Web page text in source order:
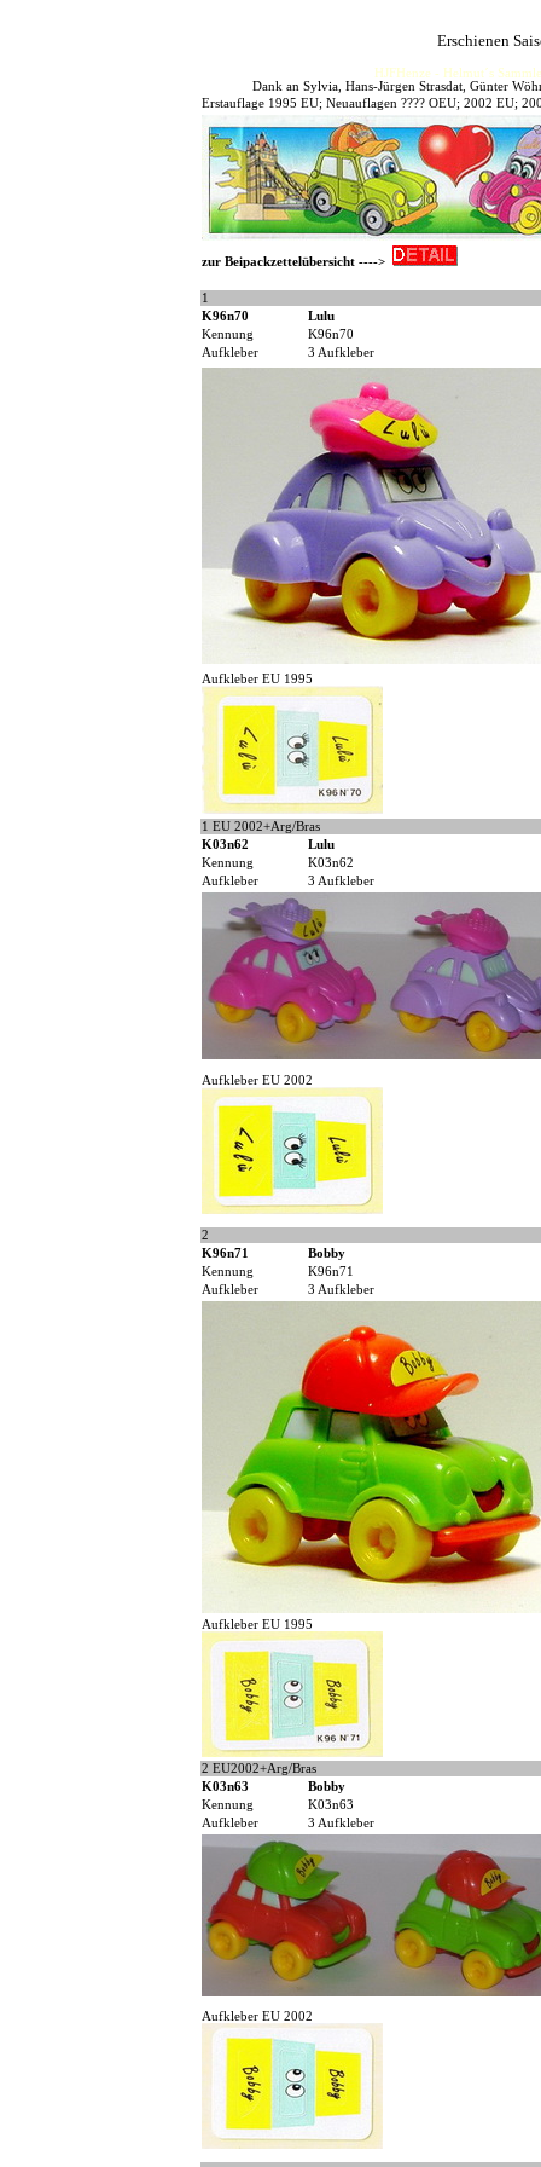
Erschienen
HJFHenze - Helmut´s
Dank an Sylvia, Hans-Jürgen Strasdat, Günter
Erstauflage 1995 EU; Neuauflagen ???? OEU; 2002 EU;
zur Beipackzettelübersicht ---->
1
K96n70
Lulu
Kennung
K96n70
Aufkleber
3 Aufkleber
Aufkleber EU 1995
1 EU 2002+Arg/Bras
K03n62
Lulu
Kennung
K03n62
Aufkleber
3 Aufkleber
Aufkleber EU 2002
2
K96n71
Bobby
Kennung
K96n71
Aufkleber
3 Aufkleber
Aufkleber EU 1995
2 EU2002+Arg/Bras
K03n63
Bobby
Kennung
K03n63
Aufkleber
3 Aufkleber
Aufkleber EU 2002